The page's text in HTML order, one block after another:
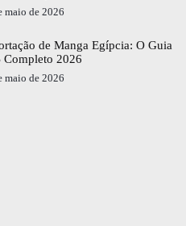
maio de 2026
de Manga Egípcia: O Guia
Completo 2026
maio de 2026